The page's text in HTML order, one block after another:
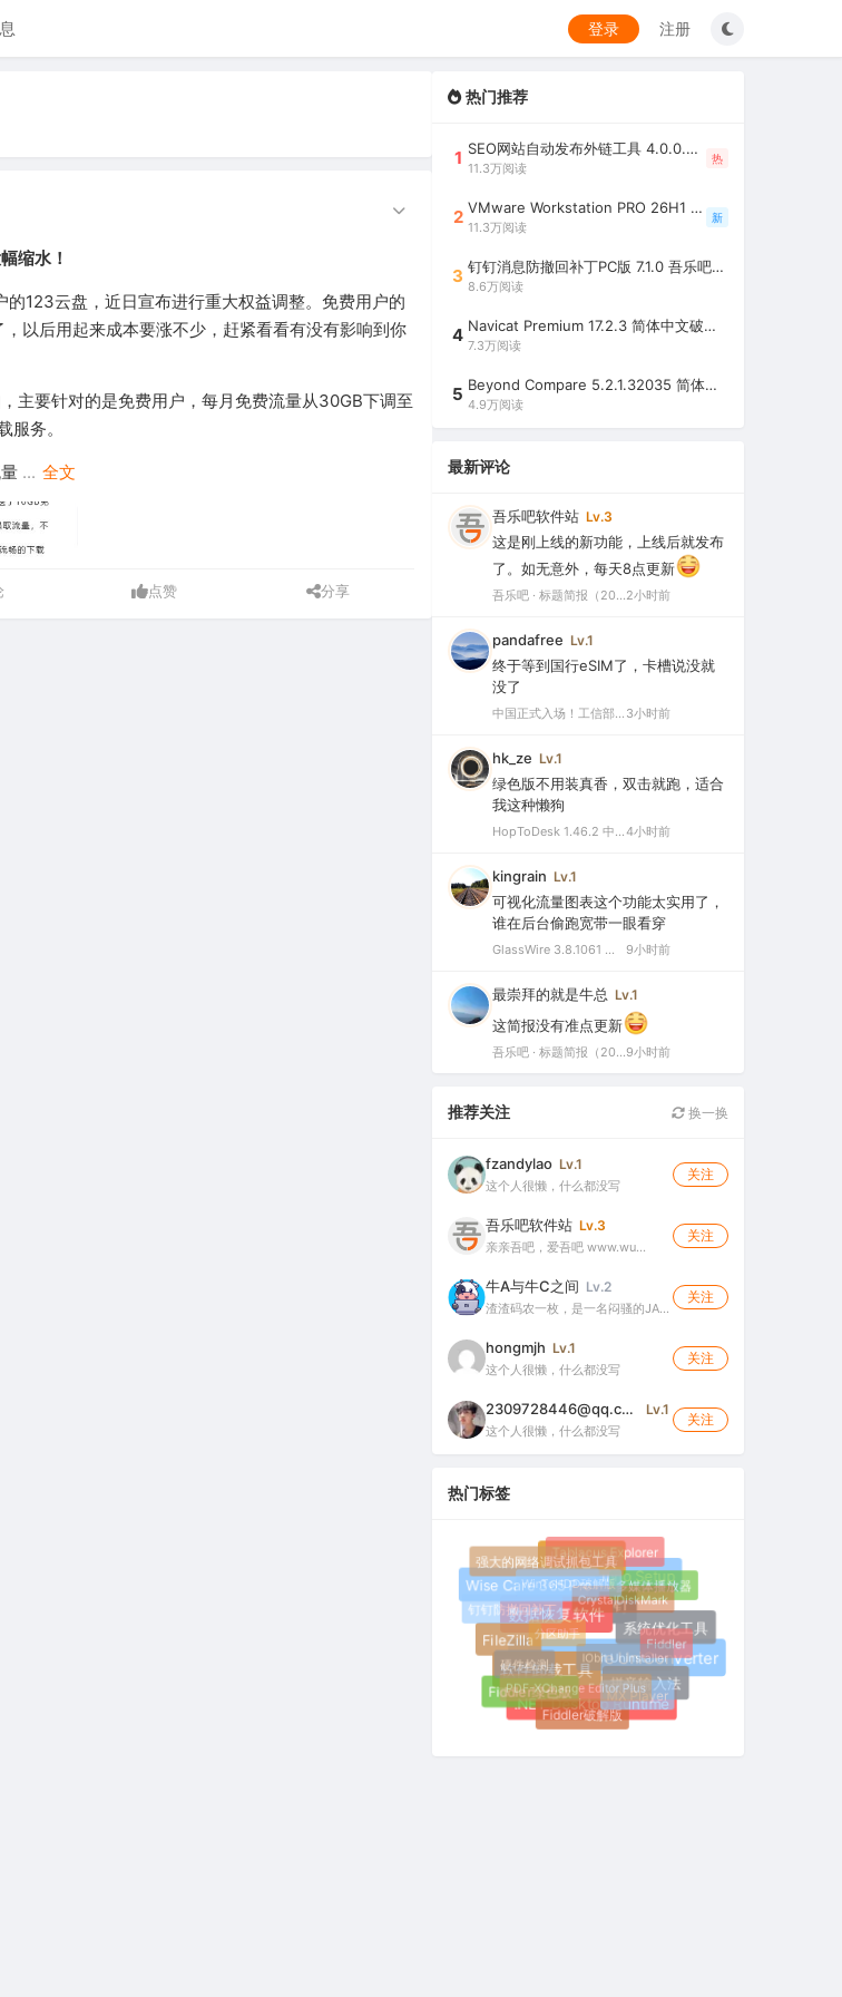
登录 注册
缩水！
的123云盘，近日宣布进行重大权益调整。免费用户的
以后用起来成本要涨不少，赶紧看看有没有影响到你
主要针对的是免费用户，每月免费流量从30GB下调至
服务。
... 全文
点赞 分享
热门推荐
1 SEO网站自动发布外链工具 4.0.0.0 吾乐吧优化版（智能代理狂刷外链）
11.3万阅读
热
2 VMware Workstation PRO 26H1 中文精简安装注册版 / 完整版（最好用的虚拟机软件）
11.3万阅读
新
3 钉钉消息防撤回补丁PC版 7.1.0 吾乐吧优化版（支持消息防撤回+钉钉多开+支持消息永不已读+去除钉钉水印）
8.6万阅读
4 Navicat Premium 17.2.3 简体中文破解版（多重数据库管理工具）
7.3万阅读
5 Beyond Compare 5.2.1.32035 简体中文注册版（超强文件/夹比较工具）
4.9万阅读
最新评论
吾乐吧软件站 Lv.3
这是刚上线的新功能，上线后就发布
了。如无意外，每天8点更新
吾乐吧 · 标题简报（2026-08-06）2小时前
pandafree Lv.1
终于等到国行eSIM了，卡槽说没就
没了
中国正式入场！工信部批复eSIM手机商用试验，2026或成爆发元年 3小时前
hk_ze Lv.1
绿色版不用装真香，双击就跑，适合
我这种懒狗
HopToDesk 1.46.2 中文绿色版（免费远程协助工具）4小时前
kingrain Lv.1
可视化流量图表这个功能太实用了，
谁在后台偷跑宽带一眼看穿
GlassWire 3.8.1061 中文特别版（可视化网络监控与个人防火墙） 9小时前
最崇拜的就是牛总 Lv.1
这简报没有准点更新
吾乐吧 · 标题简报（2026-08-06）9小时前
推荐关注 换一换
fzandylao Lv.1
这个人很懒，什么都没写
关注
吾乐吧软件站 Lv.3
亲亲吾吧，爱吾吧 www.wu…
关注
牛A与牛C之间 Lv.2
渣渣码农一枚，是一名闷骚的JA…
关注
hongmjh Lv.1
这个人很懒，什么都没写
关注
2309728446@qq.com Lv.1
这个人很懒，什么都没写
关注
热门标签
Wondershare UniConverter
钉钉
数据恢复软件
软件卸载工具
.NET Desktop Runtime
拼音输入法
系统优化工具
Inno Setup
火狐浏览器
Wise Care 365 Pro
FileZilla
Fiddler绿色版
Fiddler破解版
MX Player
Fiddler
多媒体播放器
Tablacus Explorer
强大的网络调试抓包工具
钉钉防撤回补丁
硬件检测
PDF-XChange Editor Plus
IObit Uninstaller
CrystalDiskMark
WinToHDD破解版
分区助手